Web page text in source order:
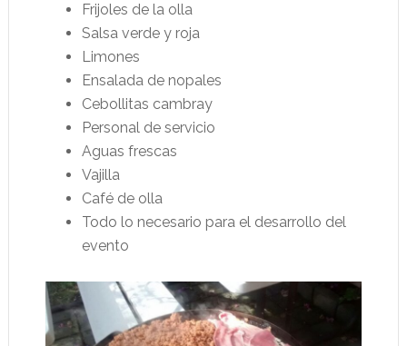
Frijoles de la olla
Salsa verde y roja
Limones
Ensalada de nopales
Cebollitas cambray
Personal de servicio
Aguas frescas
Vajilla
Café de olla
Todo lo necesario para el desarrollo del
evento